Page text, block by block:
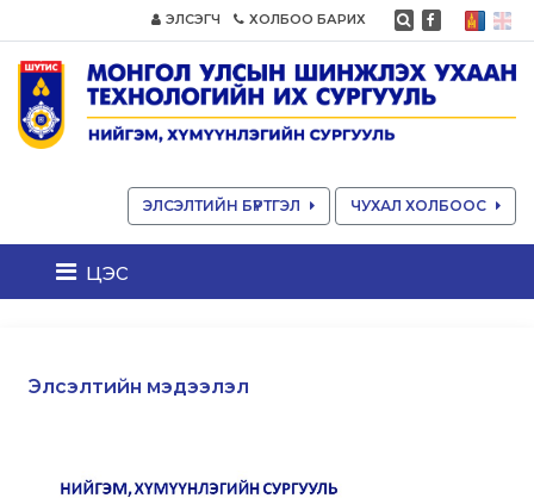
ЭЛСЭГЧ ХОЛБОО БАРИХ
ЭЛСЭЛТИЙН БҮРТГЭЛ ЧУХАЛ ХОЛБООС
цэс
Элсэлтийн мэдээлэл